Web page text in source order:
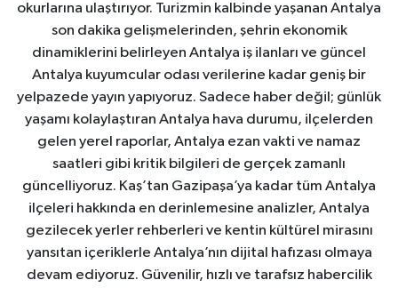
okurlarına ulaştırıyor. Turizmin kalbinde yaşanan Antalya
son dakika gelişmelerinden, şehrin ekonomik
dinamiklerini belirleyen Antalya iş ilanları ve güncel
Antalya kuyumcular odası verilerine kadar geniş bir
yelpazede yayın yapıyoruz. Sadece haber değil; günlük
yaşamı kolaylaştıran Antalya hava durumu, ilçelerden
gelen yerel raporlar, Antalya ezan vakti ve namaz
saatleri gibi kritik bilgileri de gerçek zamanlı
güncelliyoruz. Kaş’tan Gazipaşa’ya kadar tüm Antalya
ilçeleri hakkında en derinlemesine analizler, Antalya
gezilecek yerler rehberleri ve kentin kültürel mirasını
yansıtan içeriklerle Antalya’nın dijital hafızası olmaya
devam ediyoruz. Güvenilir, hızlı ve tarafsız habercilik